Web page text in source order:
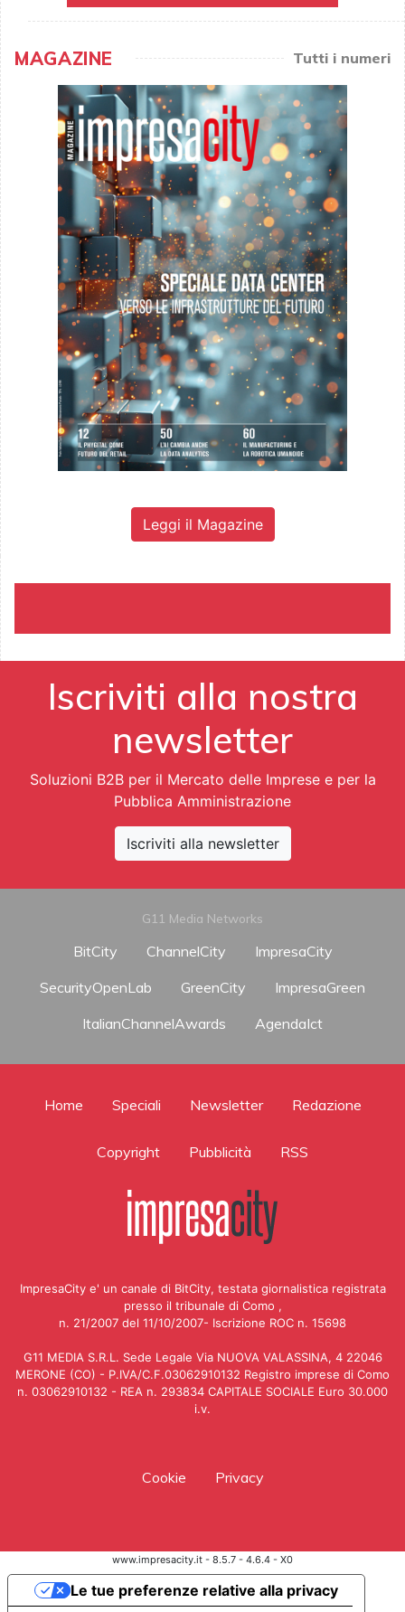
MAGAZINE Tutti i numeri
Leggi il Magazine
Iscriviti alla nostra
newsletter
Soluzioni B2B per il Mercato delle Imprese e per la
Pubblica Amministrazione
Iscriviti alla newsletter
G11 Media Networks
BitCity ChannelCity
ImpresaCity
SecurityOpenLab
GreenCity
ImpresaGreen
ItalianChannelAwards
AgendaIct
Home Speciali Newsletter Redazione
Copyright Pubblicità RSS
ImpresaCity e' un canale di BitCity, testata giornalistica registrata
presso il tribunale di Como ,
n. 21/2007 del 11/10/2007- Iscrizione ROC n. 15698
G11 MEDIA S.R.L. Sede Legale Via NUOVA VALASSINA, 4 22046
MERONE (CO) - P.IVA/C.F.03062910132 Registro imprese di Como
n. 03062910132 - REA n. 293834 CAPITALE SOCIALE Euro 30.000
i.v.
Cookie Privacy
www.impresacity.it - 8.5.7 - 4.6.4 - X0
Le tue preferenze relative alla privacy